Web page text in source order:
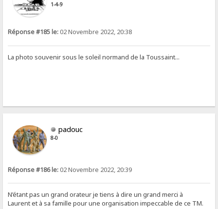
1-4-9
Réponse #185 le: 02 Novembre 2022, 20:38
La photo souvenir sous le soleil normand de la Toussaint...
padouc
8-0
Réponse #186 le: 02 Novembre 2022, 20:39
N’étant pas un grand orateur je tiens à dire un grand merci à
Laurent et à sa famille pour une organisation impeccable de ce TM.